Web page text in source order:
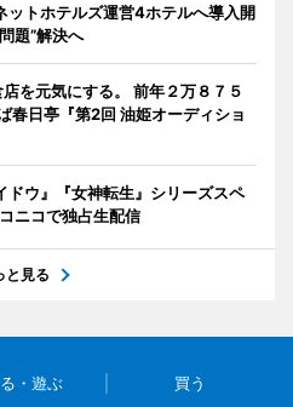
ットホテルズ運営4ホテルへ導入開
題”解決へ
を元気にする。 前年２万８７５
春日亭『第2回 油姫オーディショ
ドウ』『女神転生』シリーズスペ
ニコで独占生配信
と見る
・遊ぶ 買う